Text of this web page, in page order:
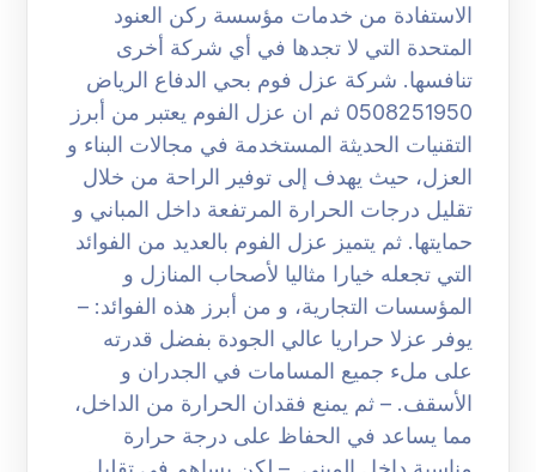
الاستفادة من خدمات مؤسسة ركن العنود
المتحدة التي لا تجدها في أي شركة أخرى
تنافسها. شركة عزل فوم بحي الدفاع الرياض
0508251950 ثم ان عزل الفوم يعتبر من أبرز
التقنيات الحديثة المستخدمة في مجالات البناء و
العزل، حيث يهدف إلى توفير الراحة من خلال
تقليل درجات الحرارة المرتفعة داخل المباني و
حمايتها. ثم يتميز عزل الفوم بالعديد من الفوائد
التي تجعله خيارا مثاليا لأصحاب المنازل و
المؤسسات التجارية، و من أبرز هذه الفوائد: –
يوفر عزلا حراريا عالي الجودة بفضل قدرته
على ملء جميع المسامات في الجدران و
الأسقف. – ثم يمنع فقدان الحرارة من الداخل،
مما يساعد في الحفاظ على درجة حرارة